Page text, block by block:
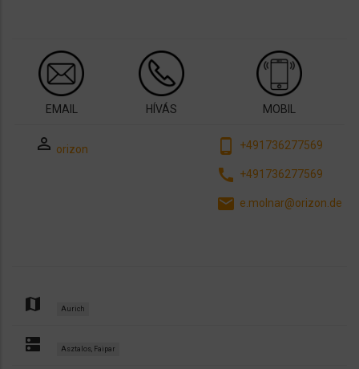
EMAIL HÍVÁS MOBIL
perm_identity orizon phone_android +491736277569
call +491736277569
email e.molnar@orizon.de
map Aurich
dns Asztalos, Faipar